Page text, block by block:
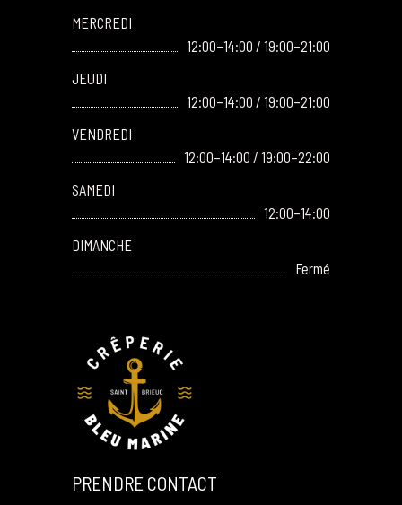
MERCREDI
12:00–14:00 / 19:00–21:00
JEUDI
12:00–14:00 / 19:00–21:00
VENDREDI
12:00–14:00 / 19:00–22:00
SAMEDI
12:00–14:00
DIMANCHE
Fermé
PRENDRE CONTACT